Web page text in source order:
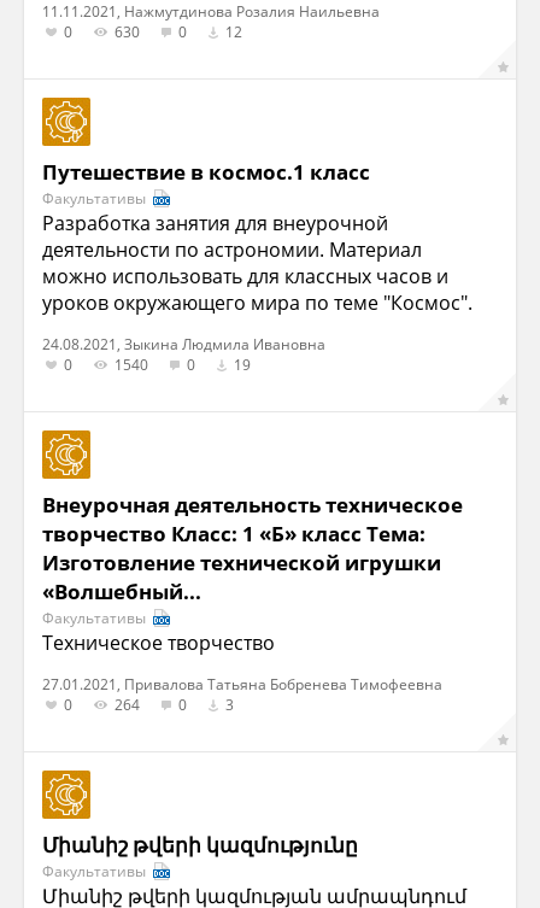
11.11.2021, Нажмутдинова Розалия Наильевна
0
630 0 12
Путешествие в космос.1 класс
Факультативы
Разработка занятия для внеурочной
деятельности по астрономии. Материал
можно использовать для классных часов и
уроков окружающего мира по теме "Космос".
24.08.2021, Зыкина Людмила Ивановна
0
1540 0 19
Внеурочная деятельность техническое
творчество Класс: 1 «Б» класс Тема:
Изготовление технической игрушки
«Волшебный...
Факультативы
Техническое творчество
27.01.2021, Привалова Татьяна Бобренева Тимофеевна
0
264 0 3
Միանիշ թվերի կազմությունը
Факультативы
Միանիշ թվերի կազմության ամրապնդում